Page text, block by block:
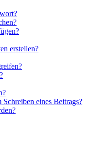
erstellen?
eines Beitrags?